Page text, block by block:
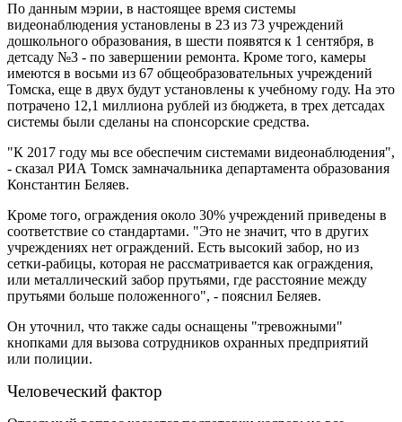
По данным мэрии, в настоящее время системы
видеонаблюдения установлены в 23 из 73 учреждений
дошкольного образования, в шести появятся к 1 сентября, в
детсаду №3 - по завершении ремонта. Кроме того, камеры
имеются в восьми из 67 общеобразовательных учреждений
Томска, еще в двух будут установлены к учебному году. На это
потрачено 12,1 миллиона рублей из бюджета, в трех детсадах
системы были сделаны на спонсорские средства.
"К 2017 году мы все обеспечим системами видеонаблюдения",
- сказал РИА Томск замначальника департамента образования
Константин Беляев.
Кроме того, ограждения около 30% учреждений приведены в
соответствие со стандартами. "Это не значит, что в других
учреждениях нет ограждений. Есть высокий забор, но из
сетки-рабицы, которая не рассматривается как ограждения,
или металлический забор прутьями, где расстояние между
прутьями больше положенного", - пояснил Беляев.
Он уточнил, что также сады оснащены "тревожными"
кнопками для вызова сотрудников охранных предприятий
или полиции.
Человеческий фактор